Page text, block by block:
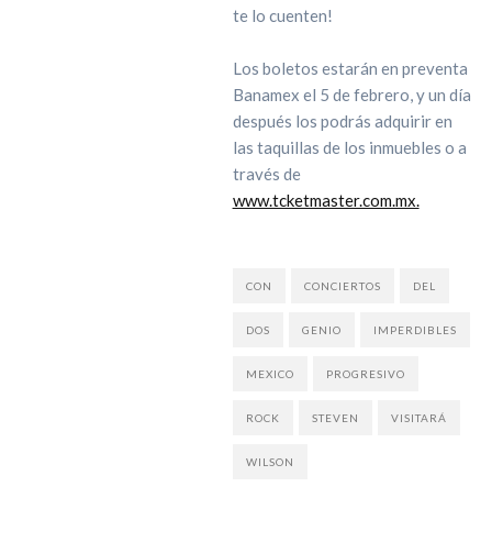
te lo cuenten!
Los boletos estarán en preventa
Banamex el 5 de febrero, y un día
después los podrás adquirir en
las taquillas de los inmuebles o a
través de
www.tcketmaster.com.mx.
CON CONCIERTOS DEL
DOS GENIO IMPERDIBLES
MEXICO PROGRESIVO
ROCK STEVEN VISITARÁ
WILSON